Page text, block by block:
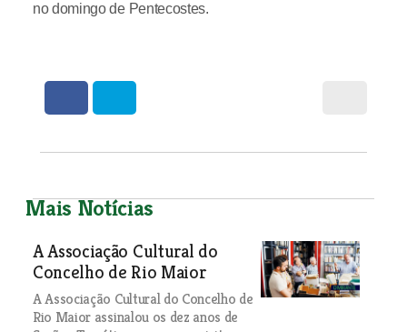
no domingo de Pentecostes.
Mais Notícias
A Associação Cultural do
Concelho de Rio Maior
A Associação Cultural do Concelho de
Rio Maior assinalou os dez anos de